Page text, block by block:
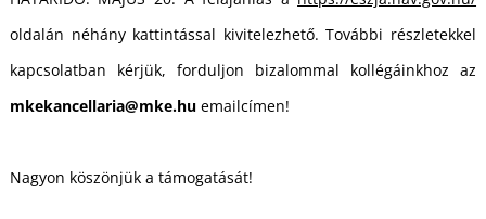
oldalán néhány kattintással kivitelezhető. További részletekkel
kapcsolatban kérjük, forduljon bizalommal kollégáinkhoz az
mkekancellaria@mke.huemailcímen!
Nagyon köszönjük a támogatását!